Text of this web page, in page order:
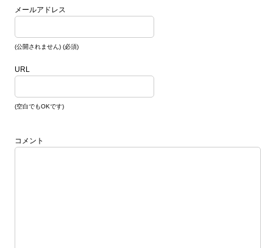
メールアドレス
(公開されません) (必須)
URL
(空白でもOKです)
コメント